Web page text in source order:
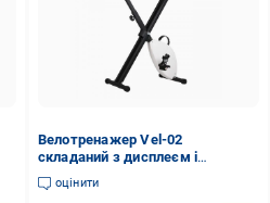
Велотренажер Vel-02
складаний з дисплеєм і
регульованим сидінням
(29739283)
оцінити